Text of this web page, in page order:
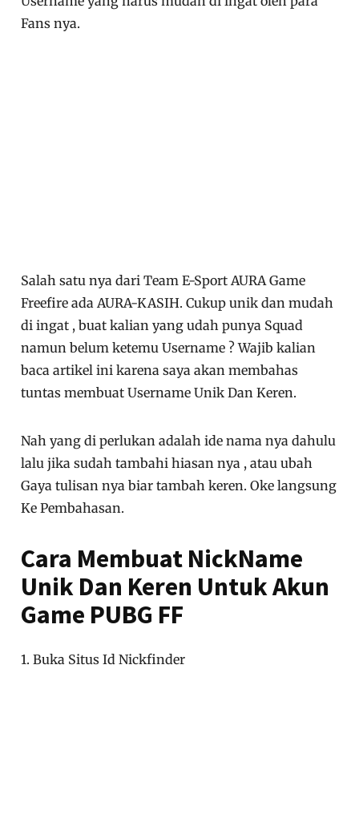
Fans nya.
Salah satu nya dari Team E-Sport AURA Game
Freefire ada AURA-KASIH. Cukup unik dan mudah
di ingat , buat kalian yang udah punya Squad
namun belum ketemu Username ? Wajib kalian
baca artikel ini karena saya akan membahas
tuntas membuat Username Unik Dan Keren.
Nah yang di perlukan adalah ide nama nya dahulu
lalu jika sudah tambahi hiasan nya , atau ubah
Gaya tulisan nya biar tambah keren. Oke langsung
Ke Pembahasan.
Cara Membuat NickName
Unik Dan Keren Untuk Akun
Game PUBG FF
1. Buka Situs Id Nickfinder